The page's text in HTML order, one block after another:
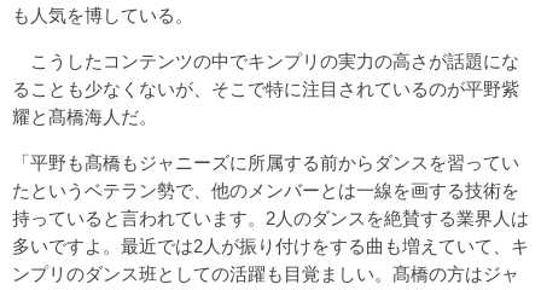
も人気を博している。
こうしたコンテンツの中でキンプリの実力の高さが話題にな
ることも少なくないが、そこで特に注目されているのが平野紫
耀と髙橋海人だ。
「平野も髙橋もジャニーズに所属する前からダンスを習ってい
たというベテラン勢で、他のメンバーとは一線を画する技術を
持っていると言われています。2人のダンスを絶賛する業界人は
多いですよ。最近では2人が振り付けをする曲も増えていて、キ
ンプリのダンス班としての活躍も目覚ましい。髙橋の方はジャ